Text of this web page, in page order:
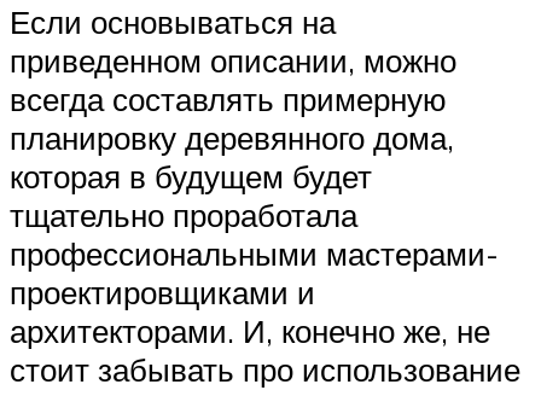
Если основываться на
приведенном описании, можно
всегда составлять примерную
планировку деревянного дома,
которая в будущем будет
тщательно проработала
профессиональными мастерами-
проектировщиками и
архитекторами. И, конечно же, не
стоит забывать про использование